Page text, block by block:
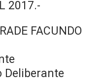
2017.-
FACUNDO
Deliberante